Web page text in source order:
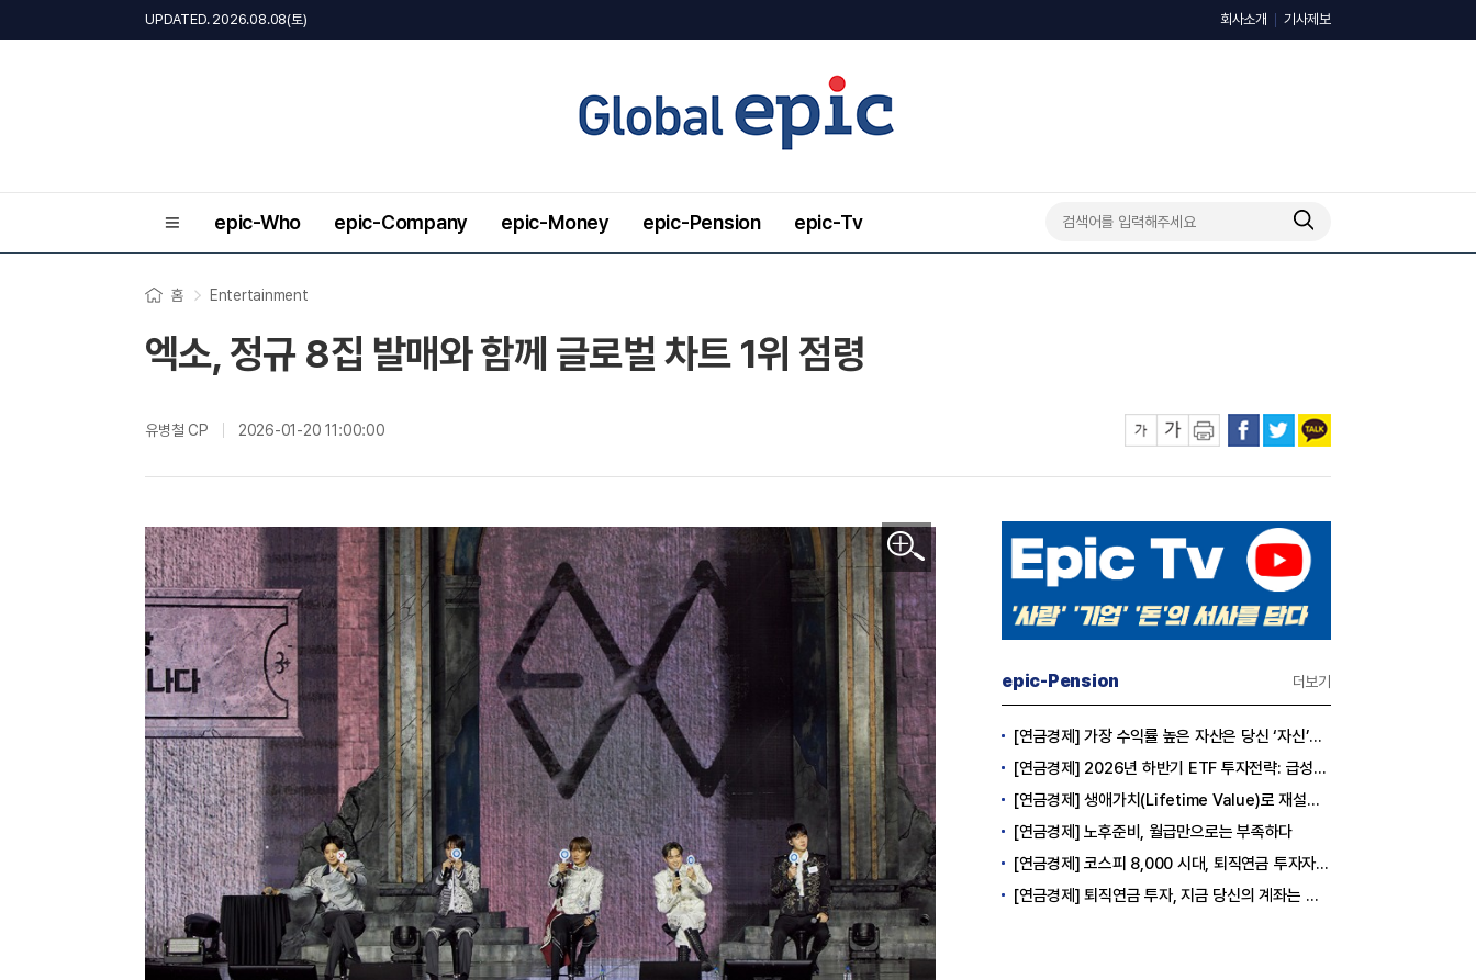
UPDATED. 2026.08.08(토) 회사소개 기사제보
epic-Who epic-Company epic-Money epic-Pension epic-Tv
홈 Entertainment
엑소, 정규 8집 발매와 함께 글로벌 차트 1위 점령
유병철 CP 2026-01-20 11:00:00
이미지 확대보기
epic-Pension 더보기
[연금경제] 가장 수익률 높은 자산은 당신 ‘자신’이다
[연금경제] 2026년 하반기 ETF 투자전략: 급성장의 상반기를 접고, 이제 '실적'이 가르는 하반기를 맞다
[연금경제] 생애가치(Lifetime Value)로 재설계하는 은퇴 후 안정적 생활보장과 평생소득 전략
[연금경제] 노후준비, 월급만으로는 부족하다
[연금경제] 코스피 8,000 시대, 퇴직연금 투자자는 왜 지금 FOMO를 경계해야 하는가
[연금경제] 퇴직연금 투자, 지금 당신의 계좌는 어느 편인가?